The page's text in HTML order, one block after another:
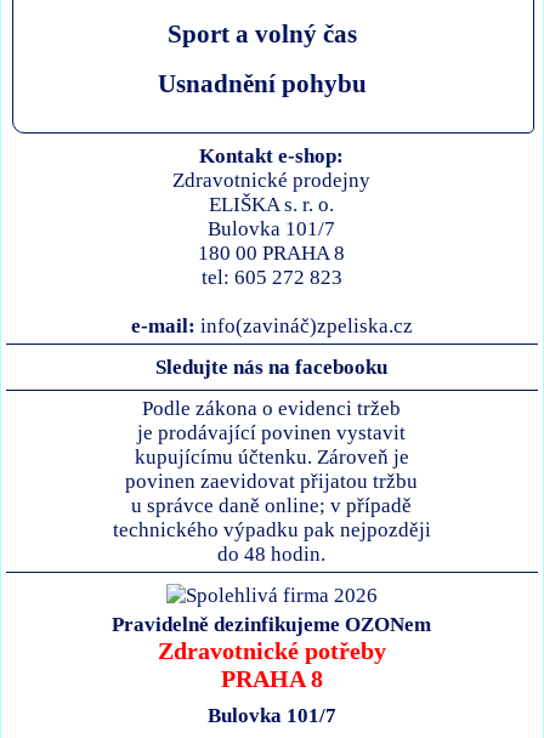
Sport a volný čas
Usnadnění pohybu
Kontakt e-shop:
Zdravotnické prodejny
ELIŠKA s. r. o.
Bulovka 101/7
180 00 PRAHA 8
tel: 605 272 823
e-mail: info(zavináč)zpeliska.cz
Sledujte nás na facebooku
Podle zákona o evidenci tržeb
je prodávající povinen vystavit
kupujícímu účtenku. Zároveň je
povinen zaevidovat přijatou tržbu
u správce daně online; v případě
technického výpadku pak nejpozději
do 48 hodin.
Pravidelně dezinfikujeme OZONem
Zdravotnické potřeby
PRAHA 8
Bulovka 101/7